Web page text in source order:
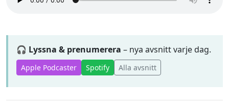
🎧 Lyssna & prenumerera – nya avsnitt varje dag.
Apple Podcaster Spotify Alla avsnitt